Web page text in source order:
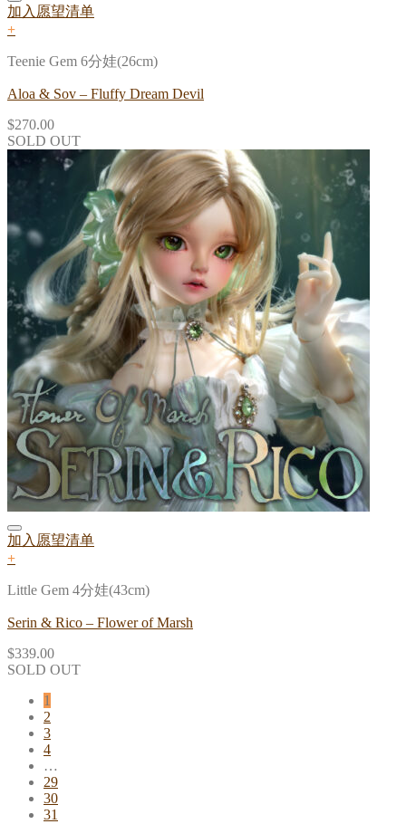
加入愿望清单
+
Teenie Gem 6分娃(26cm)
Aloa & Sov – Fluffy Dream Devil
$270.00
SOLD OUT
加入愿望清单
+
Little Gem 4分娃(43cm)
Serin & Rico – Flower of Marsh
$339.00
SOLD OUT
1
2
3
4
…
29
30
31